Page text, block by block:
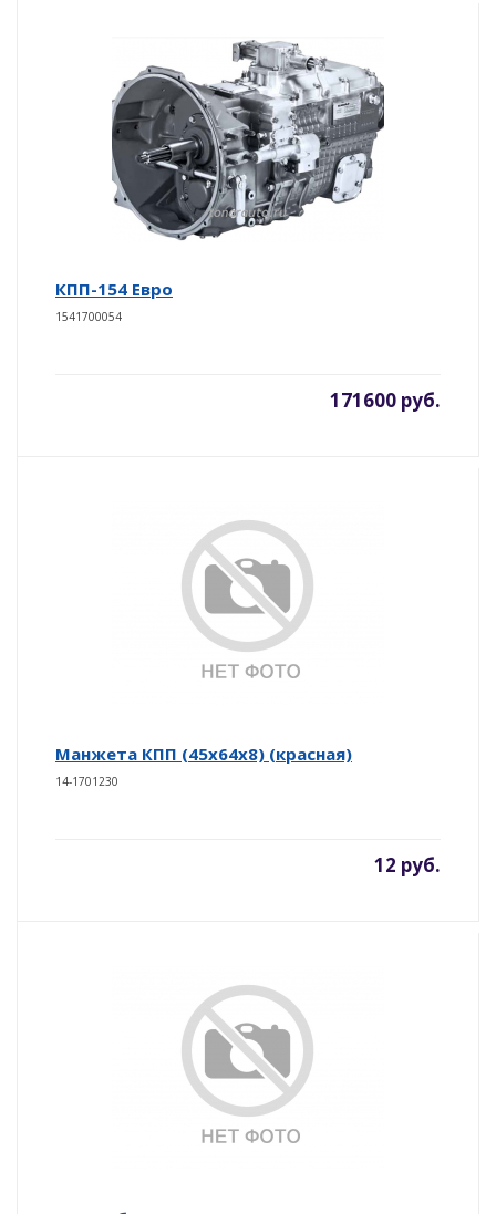
КПП-154 Евро
1541700054
171600 руб.
Манжета КПП (45х64х8) (красная)
14-1701230
12 руб.